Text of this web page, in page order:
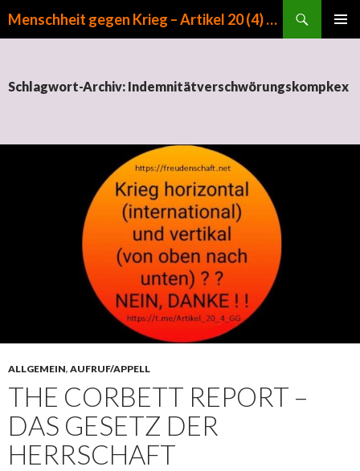
Menschheit gegen Krieg – Artikel 20 (4) GG
Schlagwort-Archiv: Indemnitätverschwörungskompkex
ALLGEMEIN, AUFRUF/APPELL
THE CORBETT REPORT –
DAS GESETZ DER
HERRSCHAFT